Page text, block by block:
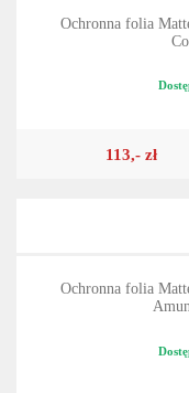
Ochronna folia
113,- zł
Ochronna folia